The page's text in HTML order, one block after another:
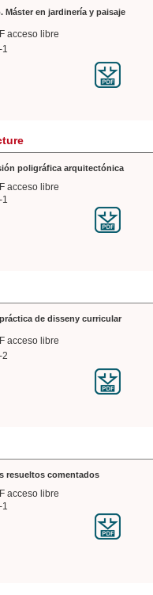
en jardinería y paisaje
acceso libre
1
poligráfica arquitectónica
acceso libre
1
de disseny curricular
acceso libre
2
resueltos comentados
acceso libre
1